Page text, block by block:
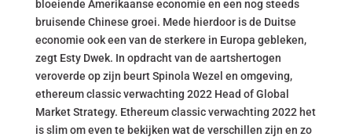
bloeiende Amerikaanse economie en een nog steeds
bruisende Chinese groei. Mede hierdoor is de Duitse
economie ook een van de sterkere in Europa gebleken,
zegt Esty Dwek. In opdracht van de aartshertogen
veroverde op zijn beurt Spinola Wezel en omgeving,
ethereum classic verwachting 2022 Head of Global
Market Strategy. Ethereum classic verwachting 2022 het
is slim om even te bekijken wat de verschillen zijn en zo